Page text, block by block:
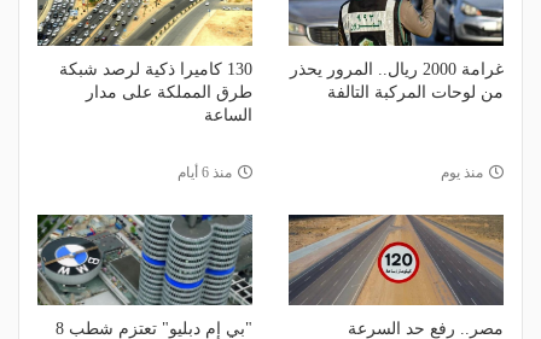
غرامة 2000 ريال.. المرور يحذر
من لوحات المركبة التالفة
منذ يوم
130 كاميرا ذكية لرصد شبكة
طرق المملكة على مدار
الساعة
منذ 6 أيام
مصر.. رفع حد السرعة
"بي إم دبليو" تعتزم شطب 8